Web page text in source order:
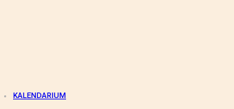
KALENDARIUM